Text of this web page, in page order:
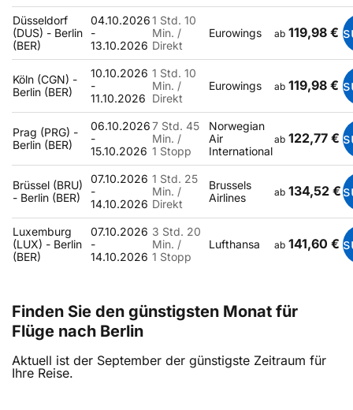
Düsseldorf
(DUS) - Berlin
(BER)
04.10.2026
-
13.10.2026
1 Std. 10
Min. /
Direkt
Eurowings ab 119,98 €
Köln (CGN) -
Berlin (BER)
10.10.2026
-
11.10.2026
1 Std. 10
Min. /
Direkt
Eurowings ab 119,98 €
Prag (PRG) -
Berlin (BER)
06.10.2026
-
15.10.2026
7 Std. 45
Min. /
1 Stopp
Norwegian
Air
International
ab 122,77 €
Brüssel (BRU)
- Berlin (BER)
07.10.2026
-
14.10.2026
1 Std. 25
Min. /
Direkt
Brussels
Airlines
ab 134,52 €
Luxemburg
(LUX) - Berlin
(BER)
07.10.2026
-
14.10.2026
3 Std. 20
Min. /
1 Stopp
Lufthansa ab 141,60 €
Finden Sie den günstigsten Monat für
Flüge nach Berlin
Aktuell ist der September der günstigste Zeitraum für
Ihre Reise.